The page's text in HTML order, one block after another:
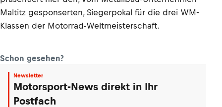
Maltitz gesponserten, Siegerpokal für die drei WM-
Klassen der Motorrad-Weltmeisterschaft.
Schon gesehen?
Newsletter
Motorsport-News direkt in Ihr
Postfach